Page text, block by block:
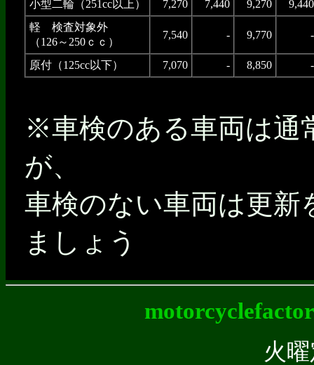
小型二輪（251cc以上）
7,270 7,440 9,270
9,440
軽 検査対象外
（126～250ｃｃ）
7,540 - 9,770 -
原付（125cc以下） 7,070 - 8,850 -
※車検のある車両は通
が、
車検のない車両は更
ましょう
火